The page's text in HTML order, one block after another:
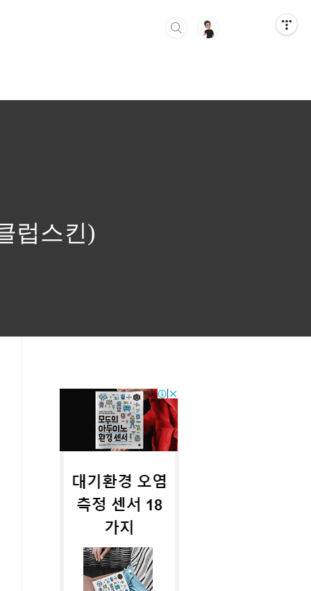
럽스킨)